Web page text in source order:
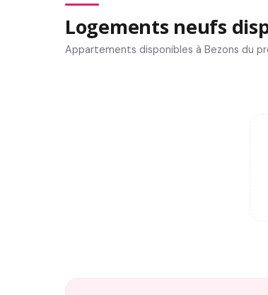
Logements neufs
Appartements disponibles à Bezons du